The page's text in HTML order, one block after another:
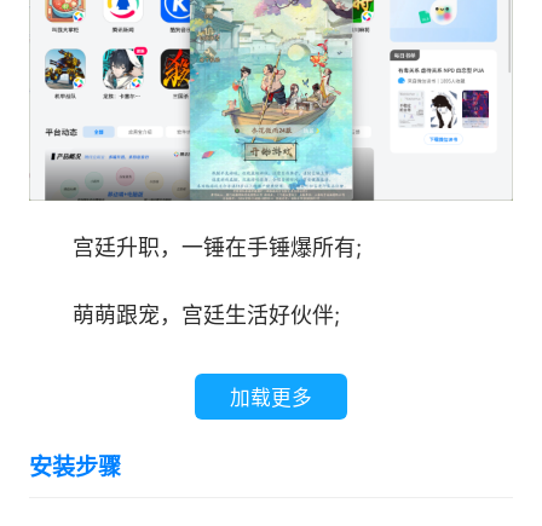
宫廷升职，一锤在手锤爆所有;
萌萌跟宠，宫廷生活好伙伴;
神秘奇兽，皇家苑囿奇兽现!
1分钟上手，3分钟上头!开局小宫女，逆袭当
加载更多
安装步骤